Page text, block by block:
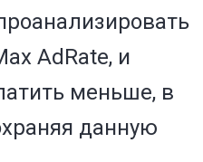
AdRate, и
меньше, в
данную